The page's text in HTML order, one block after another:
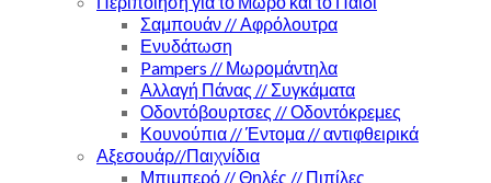
Σαμπουάν // Αφρόλουτρα
Ενυδάτωση
Pampers // Μωρομάντηλα
Αλλαγή Πάνας // Συγκάματα
Οδοντόβουρτσες // Οδοντόκρεμες
Κουνούπια // Έντομα // αντιφθειρικά
Αξεσουάρ//Παιχνίδια
Μπιμπερό // Θηλές // Πιπίλες